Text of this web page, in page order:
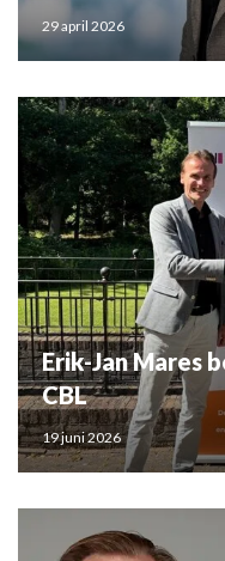
29 april 2026
Erik-Jan Mares
CBL
19 juni 2026